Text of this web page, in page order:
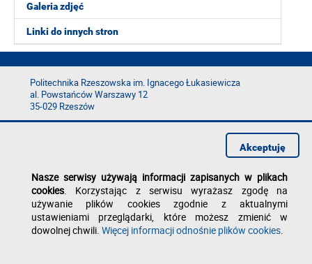
Galeria zdjęć
Linki do innych stron
Politechnika Rzeszowska im. Ignacego Łukasiewicza
al. Powstańców Warszawy 12
35-029 Rzeszów
Deklaracja dostępności
Polityka prywatności
Zgłoś błąd na stronie
Nasze serwisy używają informacji zapisanych w plikach
cookies. Korzystając z serwisu wyrażasz zgodę na
używanie plików cookies zgodnie z aktualnymi
ustawieniami przeglądarki, które możesz zmienić w
dowolnej chwili. Więcej informacji odnośnie plików cookies.
Akceptuję